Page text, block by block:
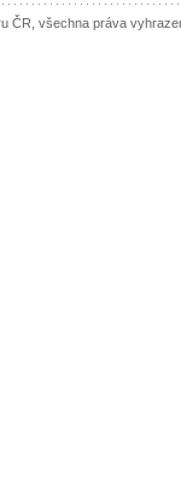
ČR, všechna práva